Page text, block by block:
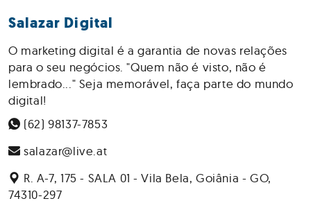
Salazar Digital
O marketing digital é a garantia de novas relações
para o seu negócios. "Quem não é visto, não é
lembrado..." Seja memorável, faça parte do mundo
digital!
(62) 98137-7853
salazar@live.at
R. A-7, 175 - SALA 01 - Vila Bela, Goiânia - GO,
74310-297